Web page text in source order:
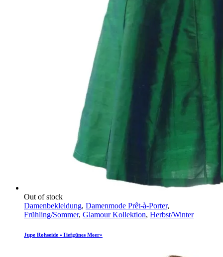
Out of stock
Damenbekleidung, Damenmode Prêt-à-Porter,
Frühling/Sommer, Glamour Kollektion, Herbst/Winter
Jupe Rohseide «Tiefgünes Meer»